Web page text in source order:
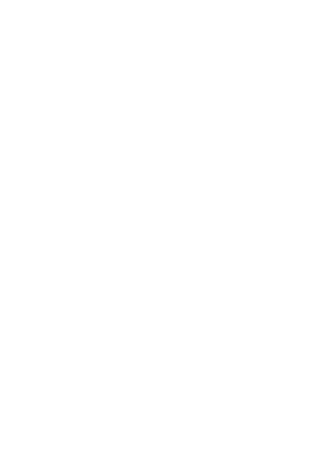
öffnet neues Fenster)
Link, öffnet neues Fenster)